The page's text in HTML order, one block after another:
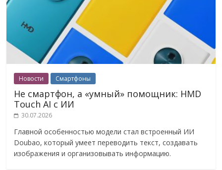
Новости Смартфоны
Не смартфон, а «умный» помощник: HMD
Touch AI с ИИ
30.07.2026
Главной особенностью модели стал встроенный ИИ
Doubao, который умеет переводить текст, создавать
изображения и организовывать информацию.